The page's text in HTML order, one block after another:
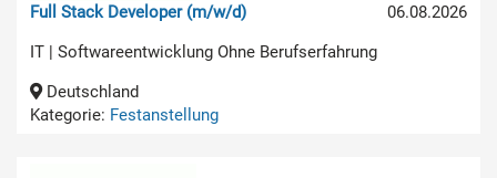
06.08.2026
Full Stack Developer (m/w/d)
IT | Softwareentwicklung Ohne Berufserfahrung
Deutschland
Kategorie: Festanstellung